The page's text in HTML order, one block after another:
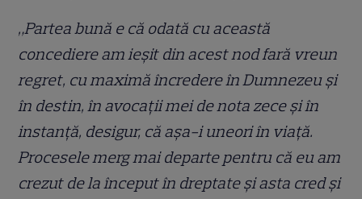
„Partea bună e că odată cu această
concediere am ieșit din acest nod fară vreun
regret, cu maximă încredere în Dumnezeu și
în destin, în avocații mei de nota zece și în
instanță, desigur, că așa-i uneori în viață.
Procesele merg mai departe pentru că eu am
crezut de la început în dreptate și asta cred și